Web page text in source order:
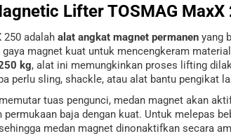
Lifter TOSMAG MaxX
250 adalah alat angkat magnet permanen yang
magnet kuat untuk mencengkeram
kg, alat ini memungkinkan proses lifting
perlu sling, shackle, atau alat bantu pengikat
tuas pengunci, medan magnet akan
permukaan baja dengan kuat. Untuk melepas
medan magnet dinonaktifkan secara